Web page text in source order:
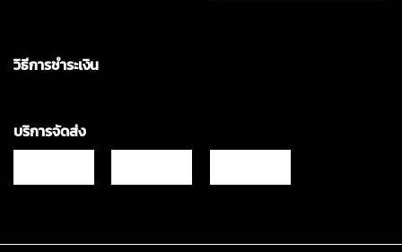
วิธีการชำระเงิน
บริการจัดส่ง